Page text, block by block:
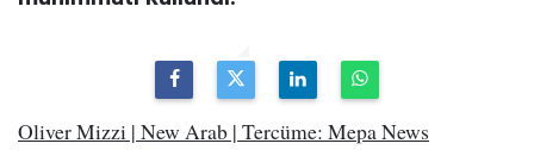
Oliver Mizzi | New Arab | Tercüme: Mepa News